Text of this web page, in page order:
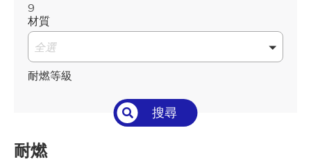
9
材質
全選
耐燃等級
全選
搜尋
耐燃